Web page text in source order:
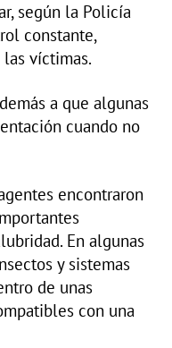
según la Policía
constante,
víctimas.
a que algunas
cuando no
encontraron
En algunas
y sistemas
de unas
con una